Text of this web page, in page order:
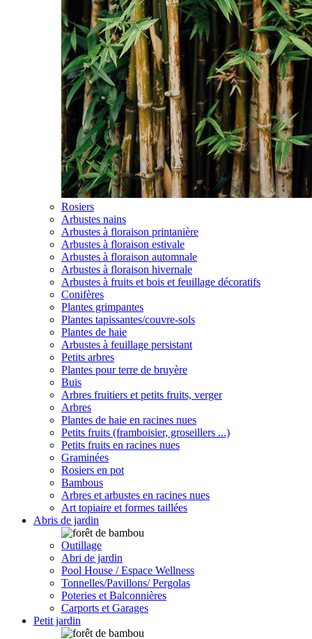
Rosiers
Arbustes nains
Arbustes à floraison printanière
Arbustes à floraison estivale
Arbustes à floraison automnale
Arbustes à floraison hivernale
Arbustes à fruits et bois et feuillage décoratifs
Conifères
Plantes grimpantes
Plantes tapissantes/couvre-sols
Plantes de haie
Arbustes à feuillage persistant
Petits arbres
Plantes pour terre de bruyère
Buis
Arbres fruitiers et petits fruits, verger
Arbres
Plantes de haie en racines nues
Petits fruits (framboisier, groseillers ...)
Petits fruits en racines nues
Graminées
Rosiers en pot
Bambous
Arbres et arbustes en racines nues
Art topiaire et formes taillées
Abris de jardin
Outillage
Abri de jardin
Pool House / Espace Wellness
Tonnelles/Pavillons/ Pergolas
Poteries et Balconnières
Carports et Garages
Petit jardin